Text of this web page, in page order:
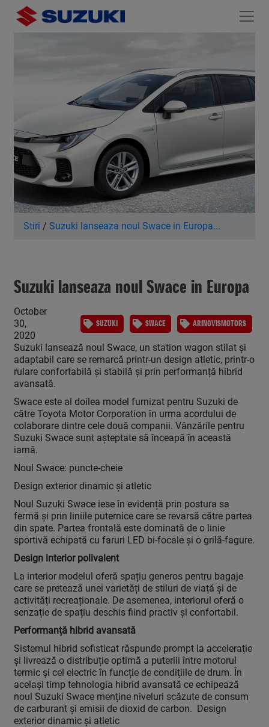
Stiri / Suzuki lanseaza noul Swace in Europa...
Suzuki lanseaza noul Swace in Europa
October
30,
2020
SUZUKI SWACE ARINOVISMOTORS
Suzuki lansează noul Swace, un station wagon stilat și
adaptabil care se remarcă printr-un design atletic, printr-o
rulare confortabilă și stabilă și prin performanță hibrid
avansată.
Swace este al doilea model furnizat pentru Suzuki de
către Toyota Motor Corporation în urma acordului de
colaborare dintre cele două companii. Vânzările pentru
Suzuki Swace sunt așteptate să înceapă în această
iarnă.
Noul Swace: puncte-cheie
Design exterior dinamic și atletic
Noul Suzuki Swace iese în evidență prin postura sa
fermă și prin liniile puternice care se revarsă către partea
din spate. Partea frontală este dominată de o linie
sportivă echipată cu faruri LED bi-focale și o grilă-fagure.
Design interior polivalent
La interior modelul oferă spațiu generos pentru bagaje
care se pretează unei varietăți de stiluri de viață și de
activități recreaționale. De asemenea, interiorul oferă o
senzație de spațiu deschis fiind practiv și confortabil.
Performanță hibrid avansată
Sistemul hibrid sofisticat răspunde prompt la accelerație
și livrează o distribuție optimă a puteriii între motorul
termic și cel electric în funcție de condițiile de drum. În
același timp tehnologia hibrid avansată ce echipează
noul Suzuki Swace menține niveluri scăzute de consum
de carburant și emisii de dioxid de carbon. Design
exterior dinamic și atletic